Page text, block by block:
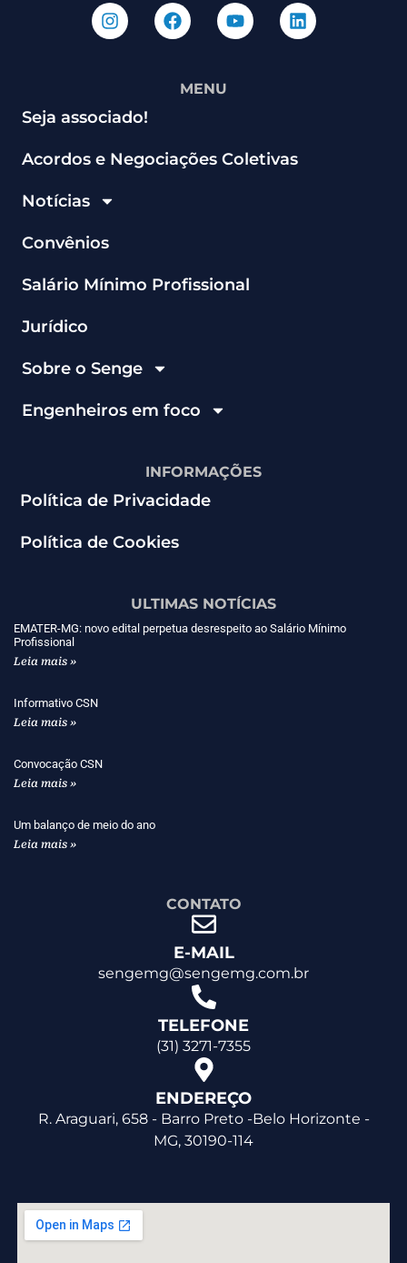
MENU
Seja associado!
Acordos e Negociações Coletivas
Notícias
Convênios
Salário Mínimo Profissional
Jurídico
Sobre o Senge
Engenheiros em foco
INFORMAÇÕES
Política de Privacidade
Política de Cookies
ULTIMAS NOTÍCIAS
EMATER-MG: novo edital perpetua desrespeito ao Salário Mínimo
Profissional
Leia mais »
Informativo CSN
Leia mais »
Convocação CSN
Leia mais »
Um balanço de meio do ano
Leia mais »
CONTATO
E-MAIL
sengemg@sengemg.com.br
TELEFONE
(31) 3271-7355
ENDEREÇO
R. Araguari, 658 - Barro Preto -Belo Horizonte -
MG, 30190-114